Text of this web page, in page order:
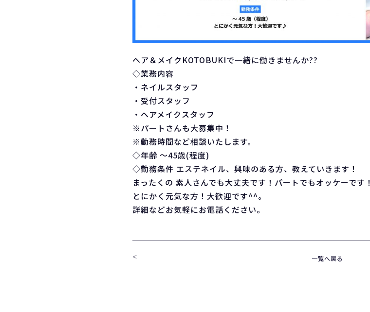
ヘア＆メイクKOTOBUKIで一緒に働きませんか??
◇業務内容
・ネイルスタッフ
・受付スタッフ
・ヘアメイクスタッフ
※パートさんも大募集中！
※勤務時間など相談いたします。
◇年齢 〜45歳(程度)
◇勤務条件 エステネイル、興味のある方、教えていきます！
まったくの 素人さんでも大丈夫です！パートでもオッケーです！
とにかく元気な方！大歓迎です^^。
詳細などお気軽にお電話ください。
< 一覧へ戻る